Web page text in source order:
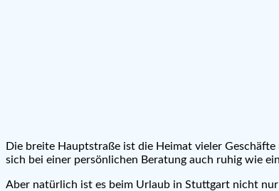
Die breite Hauptstraße ist die Heimat vieler
sich bei einer persönlichen Beratung auch ruhig wie
Aber natürlich ist es beim Urlaub in Stuttgart nicht